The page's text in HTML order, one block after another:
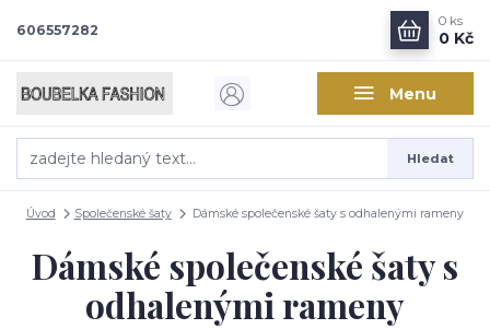
Menu
Hledat
606557282
0 ks
0 Kč
Úvod Společenské šaty Dámské společenské šaty s odhalenými rameny
Dámské společenské šaty s
odhalenými rameny